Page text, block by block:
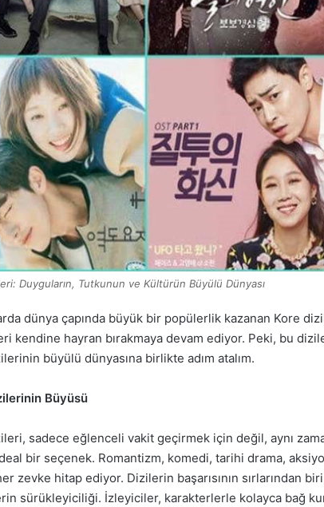
Duyguların, Tutkunun ve Kültürün Büyülü Dünyası
dünya çapında büyük bir popülerlik kazanan Kore
kendine hayran bırakmaya devam ediyor. Peki, bu
büyülü dünyasına birlikte adım atalım.
Büyüsü
sadece eğlenceli vakit geçirmek için değil, aynı
bir seçenek. Romantizm, komedi, tarihi drama,
zevke hitap ediyor. Dizilerin başarısının sırlarından
sürükleyiciliği. İzleyiciler, karakterlerle kolayca bağ